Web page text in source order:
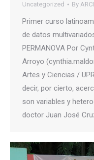
Uncategorized By ARCI
Primer curso
de datos
PERMANOVA Por
Arroyo
Artes y Ciencias /
decir, por cierto,
son variables y
doctor Juan José